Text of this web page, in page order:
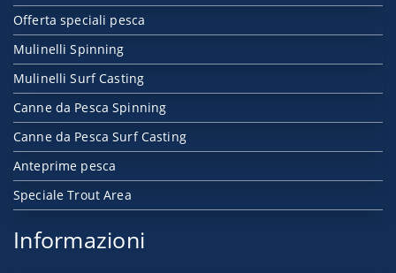
Offerta speciali pesca
Mulinelli Spinning
Mulinelli Surf Casting
Canne da Pesca Spinning
Canne da Pesca Surf Casting
Anteprime pesca
Speciale Trout Area
Informazioni